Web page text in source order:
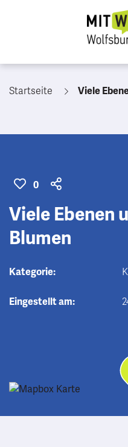
Startseite Viele
0
Viele Ebenen
Blumen
Kategorie:
Eingestellt am: